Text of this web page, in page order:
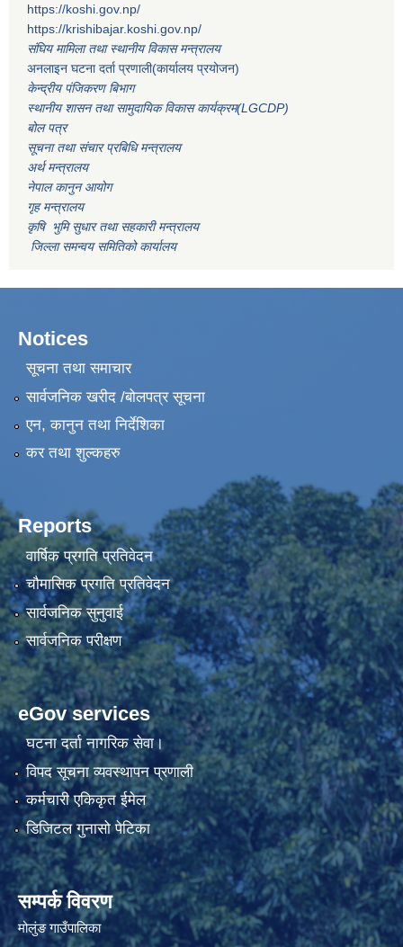
https://koshi.gov.np/
https://krishibajar.koshi.gov.np/
संघिय मामिला तथा स्थानीय विकास मन्त्रालय
अनलाइन घटना दर्ता प्रणाली(कार्यालय प्रयोजन)
केन्द्रीय पंजिकरण बिभाग
स्थानीय शासन तथा सामुदायिक विकास कार्यक्रम(LGCDP)
बोल पत्र
सूचना तथा संचार प्रबिधि मन्त्रालय
अर्थ मन्त्रालय
नेपाल कानुन आयोग
गृह मन्त्रालय
कृषि भुमि सुधार तथा सहकारी मन्त्रालय
जिल्ला समन्वय समितिको कार्यालय
Notices
सूचना तथा समाचार
सार्वजनिक खरीद /बोलपत्र सूचना
एन, कानुन तथा निर्देशिका
कर तथा शुल्कहरु
Reports
वार्षिक प्रगति प्रतिवेदन
चौमासिक प्रगति प्रतिवेदन
सार्वजनिक सुनुवाई
सार्वजनिक परीक्षण
eGov services
घटना दर्ता नागरिक सेवा।
विपद सूचना व्यवस्थापन प्रणाली
कर्मचारी एकिकृत ईमेल
डिजिटल गुनासो पेटिका
सम्पर्क विवरण
मोलुंङ गाउँपालिका